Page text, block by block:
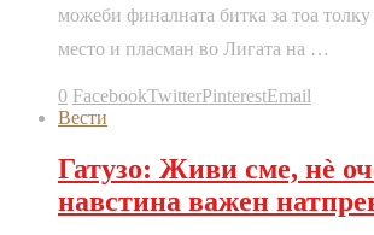
можеби финалната битка за тоа
место и пласман во Лигата на …
0 FacebookTwitterPinterestEmail
Вести
Гатузо: Живи сме, нè
навстина важен